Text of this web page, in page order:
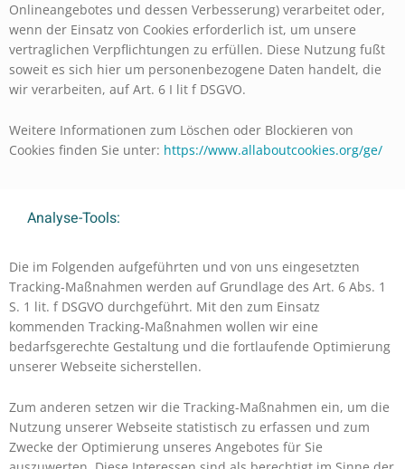
Onlineangebotes und dessen Verbesserung) verarbeitet oder,
wenn der Einsatz von Cookies erforderlich ist, um unsere
vertraglichen Verpflichtungen zu erfüllen. Diese Nutzung fußt
soweit es sich hier um personenbezogene Daten handelt, die
wir verarbeiten, auf Art. 6 I lit f DSGVO.
Weitere Informationen zum Löschen oder Blockieren von
Cookies finden Sie unter: https://www.allaboutcookies.org/ge/
Analyse-Tools:
Die im Folgenden aufgeführten und von uns eingesetzten
Tracking-Maßnahmen werden auf Grundlage des Art. 6 Abs. 1
S. 1 lit. f DSGVO durchgeführt. Mit den zum Einsatz
kommenden Tracking-Maßnahmen wollen wir eine
bedarfsgerechte Gestaltung und die fortlaufende Optimierung
unserer Webseite sicherstellen.
Zum anderen setzen wir die Tracking-Maßnahmen ein, um die
Nutzung unserer Webseite statistisch zu erfassen und zum
Zwecke der Optimierung unseres Angebotes für Sie